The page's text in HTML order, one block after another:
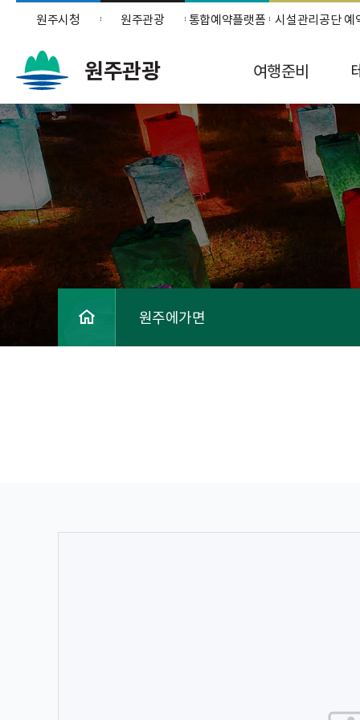
원주시청 원주관광 통합예약플랫폼 시설관리공단 예
원주관광 여행준비
원주에가면